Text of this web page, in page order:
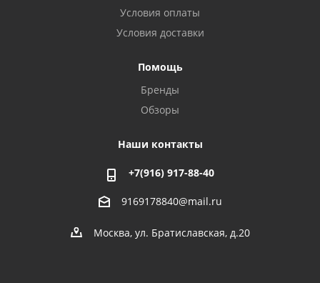
Условия оплаты
Условия доставки
Помощь
Бренды
Обзоры
Наши контакты
+7(916) 917-88-40
9169178840@mail.ru
Москва, ул. Братиславская, д.20